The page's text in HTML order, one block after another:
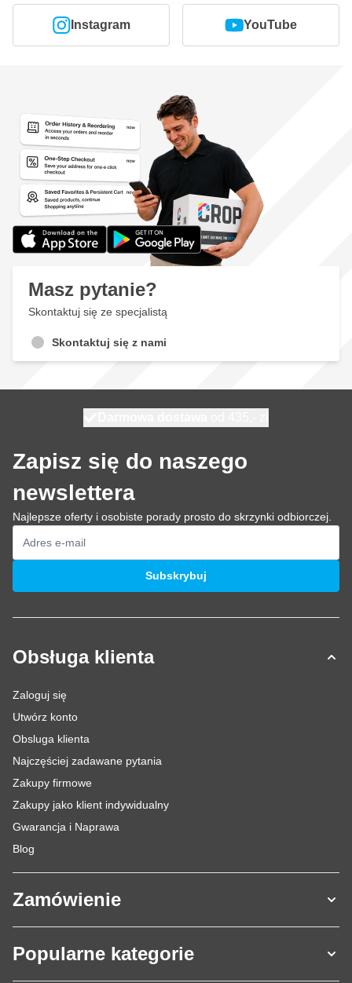
Instagram YouTube
Masz pytanie?
Skontaktuj się ze specjalistą
Skontaktuj się z nami
Zapisz się do naszego
newslettera
Najlepsze oferty i osobiste porady prosto do skrzynki odbiorczej.
Adres e-mail
Subskrybuj
Obsługa klienta
Zaloguj się
Utwórz konto
Obsluga klienta
Najczęściej zadawane pytania
Zakupy firmowe
Zakupy jako klient indywidualny
Gwarancja i Naprawa
Blog
Zamówienie
Popularne kategorie